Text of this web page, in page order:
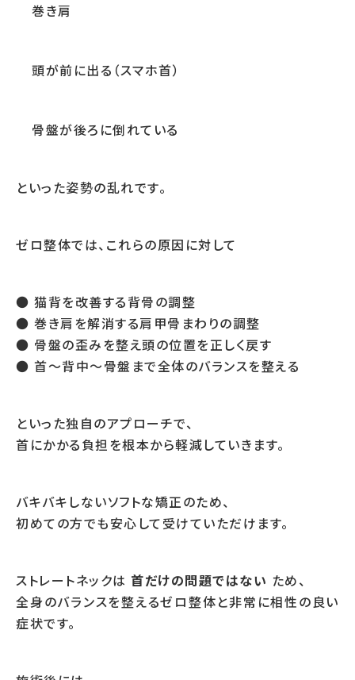
巻き肩
頭が前に出る（スマホ首）
骨盤が後ろに倒れている
といった姿勢の乱れです。
ゼロ整体では、これらの原因に対して
● 猫背を改善する背骨の調整
● 巻き肩を解消する肩甲骨まわりの調整
● 骨盤の歪みを整え頭の位置を正しく戻す
● 首〜背中〜骨盤まで全体のバランスを整える
といった独自のアプローチで、
首にかかる負担を根本から軽減していきます。
バキバキしないソフトな矯正のため、
初めての方でも安心して受けていただけます。
ストレートネックは 首だけの問題ではない ため、
全身のバランスを整えるゼロ整体と非常に相性の良い
症状です。